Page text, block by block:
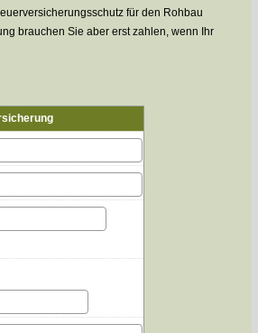
für den Rohbau
brauchen Sie aber erst zahlen, wenn Ihr